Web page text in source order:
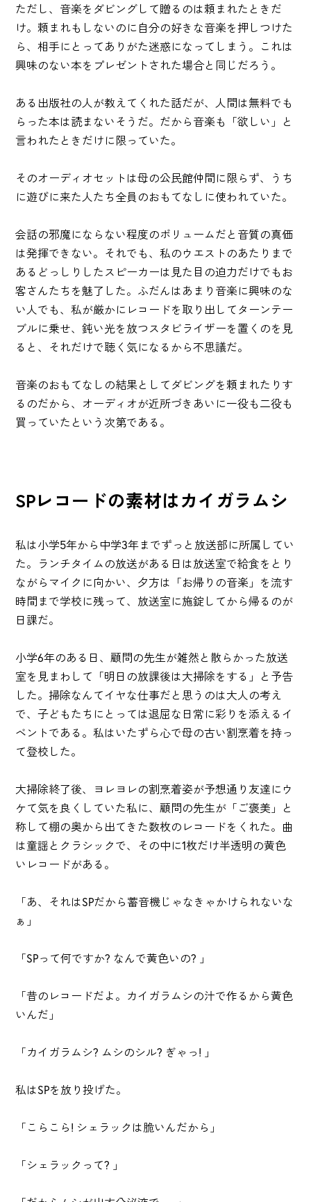
ただし、音楽をダビングして贈るのは頼まれたときだ
け。頼まれもしないのに自分の好きな音楽を押しつけた
ら、相手にとってありがた迷惑になってしまう。これは
興味のない本をプレゼントされた場合と同じだろう。
ある出版社の人が教えてくれた話だが、人間は無料でも
らった本は読まないそうだ。だから音楽も「欲しい」と
言われたときだけに限っていた。
そのオーディオセットは母の公民館仲間に限らず、うち
に遊びに来た人たち全員のおもてなしに使われていた。
会話の邪魔にならない程度のボリュームだと音質の真価
は発揮できない。それでも、私のウエストのあたりまで
あるどっしりしたスピーカーは見た目の迫力だけでもお
客さんたちを魅了した。ふだんはあまり音楽に興味のな
い人でも、私が厳かにレコードを取り出してターンテー
ブルに乗せ、鈍い光を放つスタビライザーを置くのを見
ると、それだけで聴く気になるから不思議だ。
音楽のおもてなしの結果としてダビングを頼まれたりす
るのだから、オーディオが近所づきあいに一役も二役も
買っていたという次第である。
SPレコードの素材はカイガラムシ
私は小学5年から中学3年までずっと放送部に所属してい
た。ランチタイムの放送がある日は放送室で給食をとり
ながらマイクに向かい、夕方は「お帰りの音楽」を流す
時間まで学校に残って、放送室に施錠してから帰るのが
日課だ。
小学6年のある日、顧問の先生が雑然と散らかった放送
室を見まわして「明日の放課後は大掃除をする」と予告
した。掃除なんてイヤな仕事だと思うのは大人の考え
で、子どもたちにとっては退屈な日常に彩りを添えるイ
ベントである。私はいたずら心で母の古い割烹着を持っ
て登校した。
大掃除終了後、ヨレヨレの割烹着姿が予想通り友達にウ
ケて気を良くしていた私に、顧問の先生が「ご褒美」と
称して棚の奥から出てきた数枚のレコードをくれた。曲
は童謡とクラシックで、その中に1枚だけ半透明の黄色
いレコードがある。
「あ、それはSPだから蓄音機じゃなきゃかけられないな
ぁ」
「SPって何ですか? なんで黄色いの? 」
「昔のレコードだよ。カイガラムシの汁で作るから黄色
いんだ」
「カイガラムシ? ムシのシル? ぎゃっ! 」
私はSPを放り投げた。
「こらこら! シェラックは脆いんだから」
「シェラックって? 」